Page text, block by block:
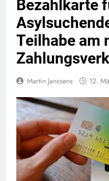
Bezahlkarte
Teilhabe am
Martin Janssens 12.